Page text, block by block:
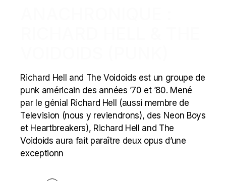
Richard Hell and The Voidoids est un groupe de
punk américain des années ’70 et ’80. Mené
par le génial Richard Hell (aussi membre de
Television (nous y reviendrons), des Neon Boys
et Heartbreakers), Richard Hell and The
Voidoids aura fait paraître deux opus d’une
exceptionn